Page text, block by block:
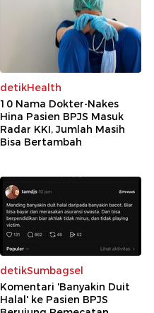
detikHealth
10 Nama Dokter-Nakes
Hina Pasien BPJS Masuk
Radar KKI, Jumlah Masih
Bisa Bertambah
detikSumbagsel
Komentari 'Banyakin Duit
Halal' ke Pasien BPJS